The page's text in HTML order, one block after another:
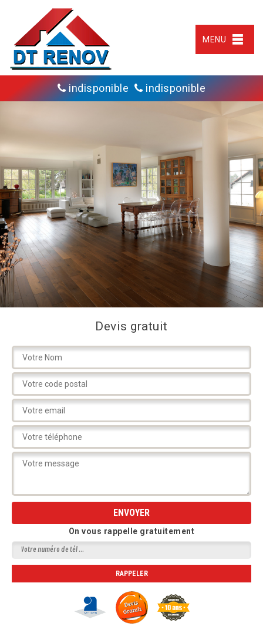
MENU
indisponible indisponible
Devis gratuit
On vous rappelle gratuitement